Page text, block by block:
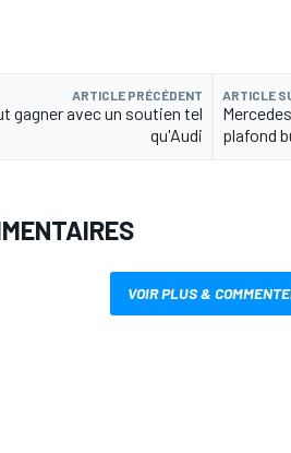
ARTICLE PRÉCÉDENT
gagner avec un soutien tel
qu'Audi
ARTICLE
plafond
VOIR PLUS &